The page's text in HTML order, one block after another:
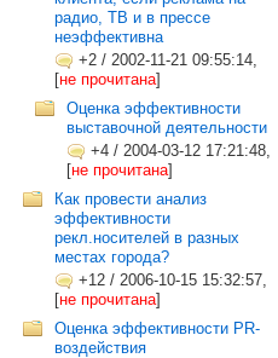
радио, ТВ и в прессе
неэффективна
+2 / 2002-11-21 09:55:14,
[не прочитана]
Оценка эффективности
выставочной деятельности
+4 / 2004-03-12 17:21:48,
[не прочитана]
Как провести анализ
эффективности
рекл.носителей в разных
местах города?
+12 / 2006-10-15 15:32:57,
[не прочитана]
Оценка эффективности PR-
воздействия